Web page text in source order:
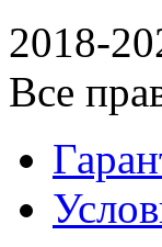
2018-
Все